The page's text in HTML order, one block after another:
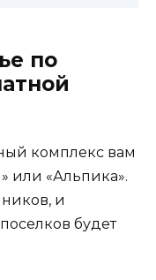
по
комплекс вам
или «Альпика».
и
будет